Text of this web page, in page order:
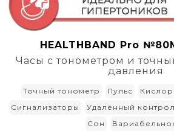
HEALTHBAND Pro
Часы с тонометром и
давления
Точный тонометр Пульс
Сигнализаторы
Удалённый
Сон